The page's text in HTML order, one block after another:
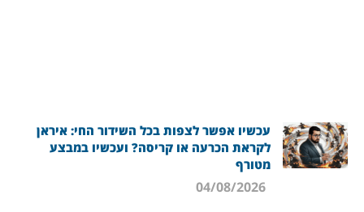
עכשיו אפשר לצפות בכל השידור החי: איראן
לקראת הכרעה או קריסה? ועכשיו במבצע
מטורף